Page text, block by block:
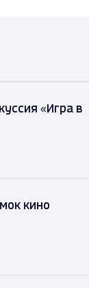
«Игра в
кино